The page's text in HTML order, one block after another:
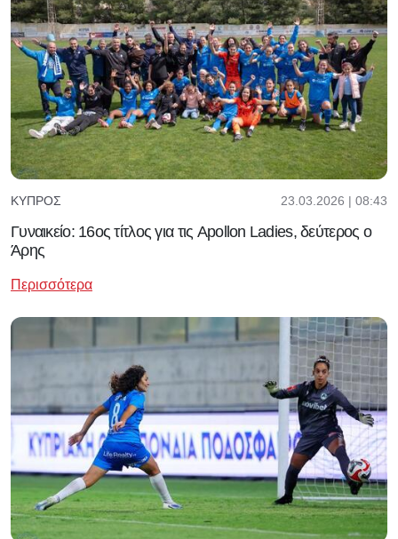
ΚΎΠΡΟΣ 23.03.2026 | 08:43
Γυναικείο: 16ος τίτλος για τις Apollon Ladies, δεύτερος ο
Άρης
Περισσότερα